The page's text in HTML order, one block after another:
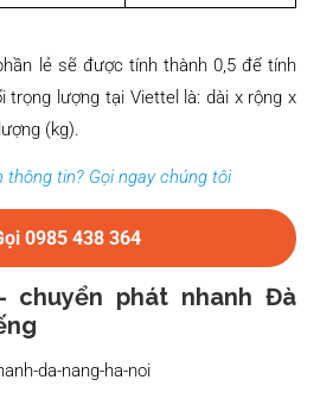
lẻ sẽ được tính thành 0,5 để tính
trọng lượng tại Viettel là: dài x rộng x
(kg).
thông tin? Gọi ngay chúng tôi
0985 438 364
chuyển phát nhanh Đà